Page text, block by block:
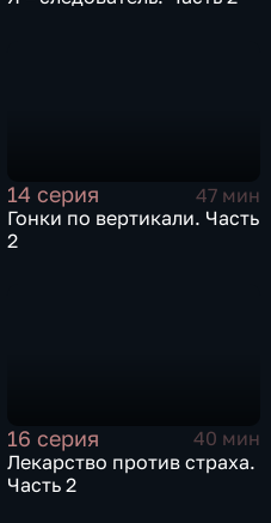
14 серия
47 мин
Гонки по вертикали. Часть
2
16 серия
40 мин
Лекарство против страха.
Часть 2